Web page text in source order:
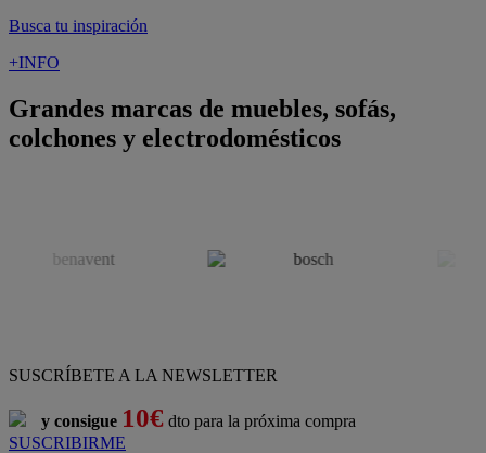
Busca tu inspiración
+INFO
Grandes marcas de muebles, sofás,
colchones y electrodomésticos
SUSCRÍBETE A LA NEWSLETTER
y consigue 10€ dto para la próxima compra
SUSCRIBIRME